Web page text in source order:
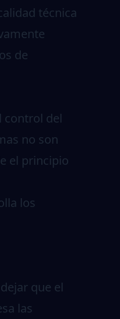
técnica
de
control del
no son
el principio
los
que el
las